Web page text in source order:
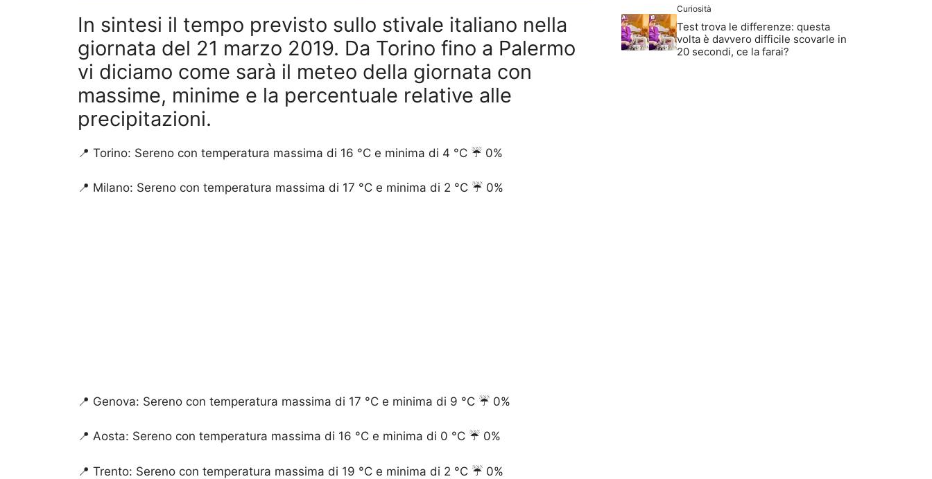
In sintesi il tempo previsto sullo stivale italiano nella
giornata del 21 marzo 2019. Da Torino fino a Palermo
vi diciamo come sarà il meteo della giornata con
massime, minime e la percentuale relative alle
precipitazioni.
📍 Torino: Sereno con temperatura massima di 16 °C e minima di 4 °C ☔️ 0%
📍 Milano: Sereno con temperatura massima di 17 °C e minima di 2 °C ☔️ 0%
📍 Genova: Sereno con temperatura massima di 17 °C e minima di 9 °C ☔️ 0%
📍 Aosta: Sereno con temperatura massima di 16 °C e minima di 0 °C ☔️ 0%
📍 Trento: Sereno con temperatura massima di 19 °C e minima di 2 °C ☔️ 0%
Curiosità
Test trova le differenze: questa
volta è davvero difficile scovarle in
20 secondi, ce la farai?